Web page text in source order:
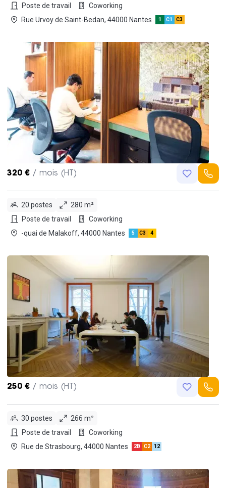
Poste de travail
Coworking
Rue Urvoy de Saint-Bedan, 44000 Nantes
1 C1 C3
320 € / mois (HT)
20 postes
280 m²
Poste de travail
Coworking
-quai de Malakoff, 44000 Nantes
5 C3 4
250 € / mois (HT)
30 postes
266 m²
Poste de travail
Coworking
Rue de Strasbourg, 44000 Nantes
2B C2 12